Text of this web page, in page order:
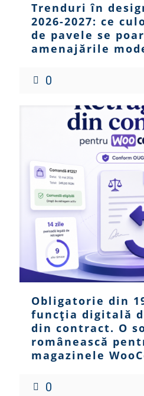
Trenduri în
2026-2027: ce
de pavele se
amenajările
0
Obligatorie din
funcția digitală
din contract. O
românească
magazinele
0